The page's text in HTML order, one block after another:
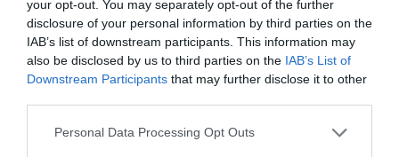
your opt-out. You may separately opt-out of the further
disclosure of your personal information by third parties on the
IAB’s list of downstream participants. This information may
also be disclosed by us to third parties on the IAB’s List of
Downstream Participants that may further disclose it to other
Please note that this website/app uses one or more Google
Personal Data Processing Opt Outs
στα αμερικανικά ολυμπιακά
αθλήματα ως «γυναίκες»!
24.07.2025 | 16:35